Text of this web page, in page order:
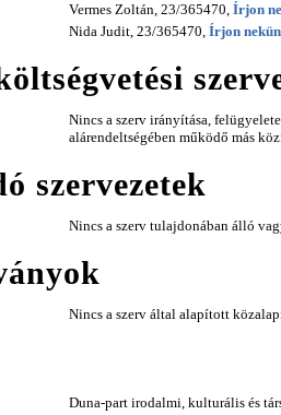
Vermes Zoltán, 23/365470, Írjon
Nida Judit, 23/365470, Írjon
Nincs a szerv irányítása,
alárendeltségében működő más
szervezetek
Nincs a szerv tulajdonában álló
Nincs a szerv által alapított
Duna-part irodalmi, kulturális és